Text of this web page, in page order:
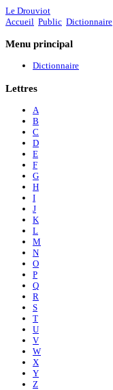
Le Drouviot
Accueil Public Dictionnaire
Menu principal
Dictionnaire
Lettres
A
B
C
D
E
F
G
H
I
J
K
L
M
N
O
P
Q
R
S
T
U
V
W
X
Y
Z